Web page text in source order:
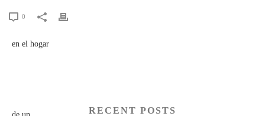
0
RECENT POSTS